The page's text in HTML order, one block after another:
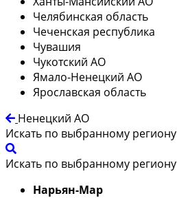
Челябинская область
Чеченская республика
Чувашия
Чукотский АО
Ямало-Ненецкий АО
Ярославская область
Ненецкий АО
Искать по выбранному региону
Искать по выбранному региону
Нарьян-Мар